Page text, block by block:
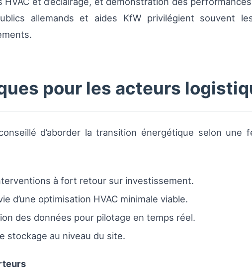
allemands et aides KfW privilégient souvent
pour les acteurs
d’aborder la transition énergétique selon une
à fort retour sur investissement.
d’une optimisation HVAC minimale viable.
des données pour pilotage en temps réel.
stockage au niveau du site.